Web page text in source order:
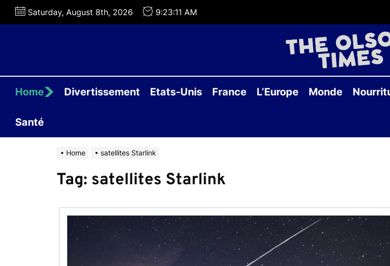
Skip
Saturday, August 8th, 2026 9:23:11 AM
Home Divertissement Etats-Unis France L’Europe Monde
Santé
Home satellites Starlink
Tag: satellites Starlink